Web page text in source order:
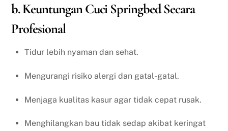
b. Keuntungan Cuci Springbed Secara
Profesional
Tidur lebih nyaman dan sehat.
Mengurangi risiko alergi dan gatal-gatal.
Menjaga kualitas kasur agar tidak cepat rusak.
Menghilangkan bau tidak sedap akibat keringat